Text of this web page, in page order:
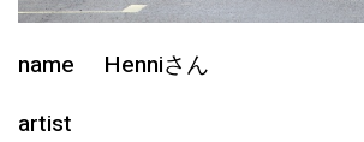
name Henniさん
artist